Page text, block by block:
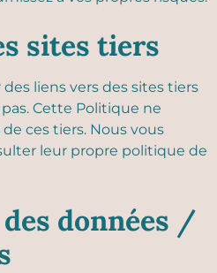
sites tiers
liens vers des sites tiers
Cette Politique ne
ces tiers. Nous vous
leur propre politique de
données /